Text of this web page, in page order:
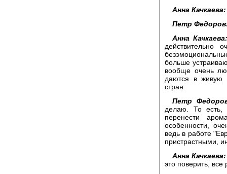
Анна Качкаева:
Петр
Анна
действительно
больше
вообще очень
даются в живую
стран
Петр
делаю. То
перенести
особенности,
ведь в работе
пристрастными,
Анна Качкаева:
это поверить, все